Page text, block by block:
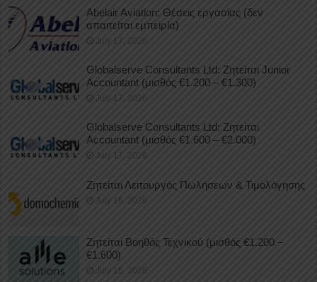
Abelair Aviation: Θέσεις εργασίας (δεν
απαιτείται εμπειρία)
July 17, 2026
Globalserve Consultants Ltd: Ζητείται Junior
Accountant (μισθός €1.200 – €1.300)
July 17, 2026
Globalserve Consultants Ltd: Ζητείται
Accountant (μισθός €1.600 – €2.000)
July 17, 2026
Ζητείται Λειτουργός Πωλήσεων & Τιμολόγησης
July 16, 2026
Ζητείται Βοηθός Τεχνικού (μισθός €1.200 –
€1.600)
July 15, 2026